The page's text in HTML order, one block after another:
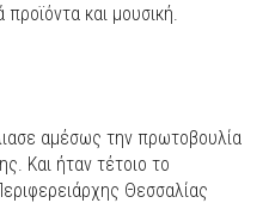
και μουσική.
αμέσως την πρωτοβουλία
Και ήταν τέτοιο το
Θεσσαλίας